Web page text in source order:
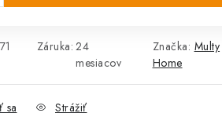
Záruka: 24
mesiacov
Značka: Multy
Home
sa Strážiť